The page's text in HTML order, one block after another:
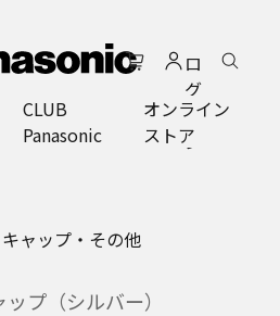
ロ
グ
イ
ン
CLUB
Panasonic
オンライン
ストア
ャップ・その他
プ（シルバー）